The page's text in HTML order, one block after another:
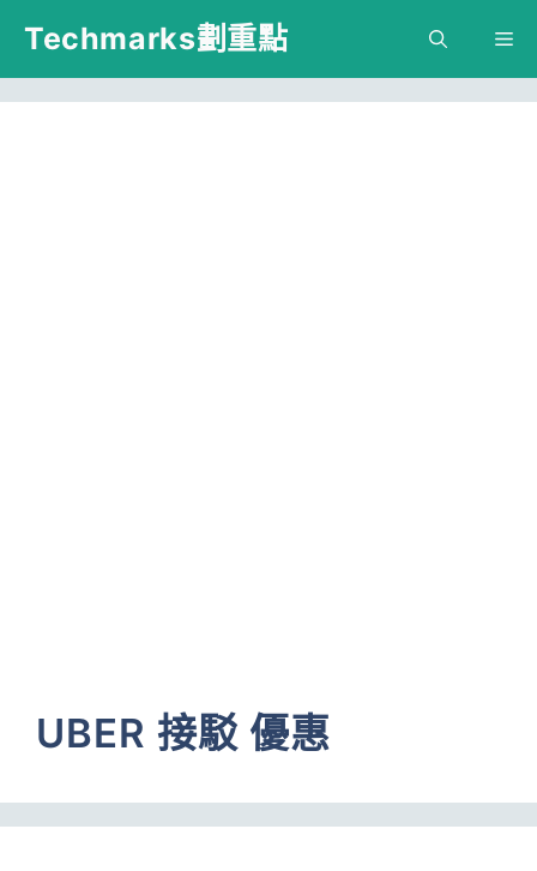
跳
主
Techmarks劃重點
UBER 接駁 優惠